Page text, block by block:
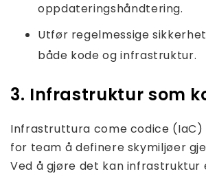
oppdateringshåndtering.
Utfør regelmessige
både kode og infrastruktur.
3. Infrastruktur som
Infrastruttura come codice (IaC)
for team å definere skymiljøer
Ved å gjøre det kan infrastruktur